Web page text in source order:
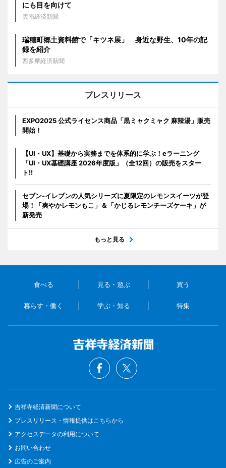
にも目を向けて
雲南経済新聞
瑞穂町郷土資料館で「キツネ展」 身近な野生、10年の記
録を紹介
西多摩経済新聞
プレスリリース
EXPO2025 公式ライセンス商品「黒ミャクミャク 麻辣湯」販売
開始！
【UI・UX】基礎から実務までを体系的に学ぶ！eラーニング
「UI・UX基礎講座 2026年度版」（全12回）の販売をスター
ト!!
セブン‐イレブンの人気シリーズに夏限定のレモンスイーツが登
場！「爽やかレモンもこ」＆「かじるレモンチーズケーキ」が
新発売
もっと見る
食べる 見る・遊ぶ 買う
暮らす・働く 学ぶ・知る 特集
吉祥寺経済新聞について
プレスリリース・情報提供はこちらから
アクセスデータの利用について
お問い合わせ
広告のご案内